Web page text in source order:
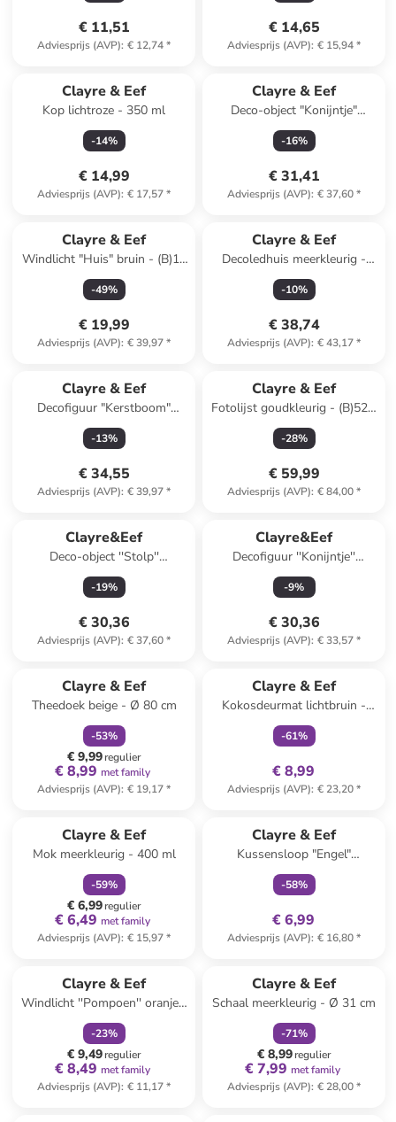
€ 11,51
Adviesprijs (AVP): € 12,74*
€ 14,65
Adviesprijs (AVP): € 15,94*
Clayre & Eef
Kop lichtroze - 350 ml
-14%
€ 14,99
Adviesprijs (AVP): € 17,57*
Clayre & Eef
Deco-object "Konijntje"
bruin/groen - (B)17 x (H)40 x
(D)17 cm
-16%
€ 31,41
Adviesprijs (AVP): € 37,60*
Clayre & Eef
Windlicht "Huis" bruin - (B)12
x (H)25 x (D)9 cm
-49%
€ 19,99
Adviesprijs (AVP): € 39,97*
Clayre & Eef
Decoledhuis meerkleurig -
(B)16 x (H)23 x (D)12 cm
-10%
€ 38,74
Adviesprijs (AVP): € 43,17*
Clayre & Eef
Decofiguur "Kerstboom"
groen - (H)33 x Ø 12 cm
-13%
€ 34,55
Adviesprijs (AVP): € 39,97*
Clayre & Eef
Fotolijst goudkleurig - (B)52 x
(H)47 cm
-28%
€ 59,99
Adviesprijs (AVP): € 84,00*
Clayre&Eef
Deco-object ''Stolp''
goudkleurig/lichtroze/lichtblauw
- (H)17 x Ø 7 cm
-19%
€ 30,36
Adviesprijs (AVP): € 37,60*
Clayre&Eef
Decofiguur ''Konijntje''
goudkleurig/lichtroze/wit -
(H)26 x Ø 10 cm
-9%
€ 30,36
Adviesprijs (AVP): € 33,57*
Clayre & Eef
Theedoek beige - Ø 80 cm
-53%
€ 9,99regulier
€ 8,99 met family
Adviesprijs (AVP): € 19,17*
Clayre & Eef
Kokosdeurmat lichtbruin -
(L)45 x (B)75 cm
-61%
€ 8,99
Adviesprijs (AVP): € 23,20*
Clayre & Eef
Mok meerkleurig - 400 ml
-59%
€ 6,99regulier
€ 6,49 met family
Adviesprijs (AVP): € 15,97*
Clayre & Eef
Kussensloop "Engel"
meerkleurig - (L)45 x (B)45 cm
-58%
€ 6,99
Adviesprijs (AVP): € 16,80*
Clayre & Eef
Windlicht ''Pompoen'' oranje -
(H)12 x Ø 13 cm
-23%
€ 9,49regulier
€ 8,49 met family
Adviesprijs (AVP): € 11,17*
Clayre & Eef
Schaal meerkleurig - Ø 31 cm
-71%
€ 8,99regulier
€ 7,99 met family
Adviesprijs (AVP): € 28,00*